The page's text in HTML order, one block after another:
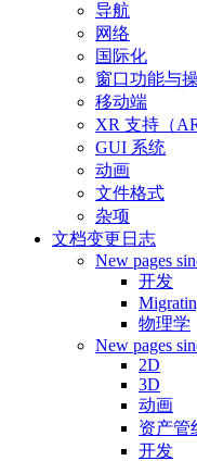
导航
网络
国际化
窗口功能与
移动端
XR 支持（
GUI 系统
动画
文件格式
杂项
文档变更日志
New pages
开发
物理学
New pages
2D
3D
动画
资产管
开发